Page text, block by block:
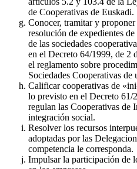
de Cooperativas de Euskadi.
Conocer, tramitar y
resolución de expedientes
de las sociedades
en el Decreto 64/1999, de 2
el reglamento sobre
Sociedades Cooperativas
Calificar cooperativas de
lo previsto en el Decreto 61/
regulan las Cooperativas de
integración social.
Resolver los recursos
adoptadas por las
competencia le corresponda.
Impulsar la participación de